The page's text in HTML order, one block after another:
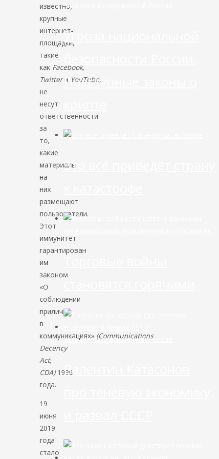
известно,
крупные
интернет-
площадки,
такие
как Facebook,
Twitterи YouTube,
не
несут
ответственности
за
то,
какие
материалы
на
них
размещают
пользователи.
Этот
иммунитет
гарантирован
им
законом
«О
соблюдении
приличий
в
коммуникациях» (Communications
Decency
Act,
CDA)1996
года.
19
июня
2019
года
стало
Экономика современной России
Угроза национальной
Преступные законы о
Это всё приведёт страну
Торговые войны
Экономика современной России
Валентин Катасонов